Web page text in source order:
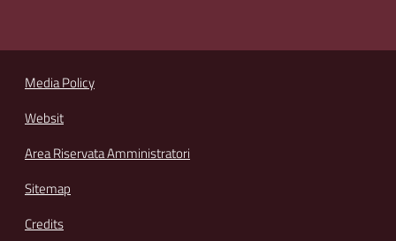
Media Policy
Websit
Area Riservata Amministratori
Sitemap
Credits